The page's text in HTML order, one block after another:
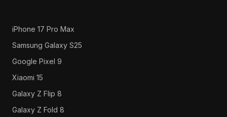
iPhone 17 Pro Max
Samsung Galaxy S25
Google Pixel 9
Xiaomi 15
Galaxy Z Flip 8
Galaxy Z Fold 8